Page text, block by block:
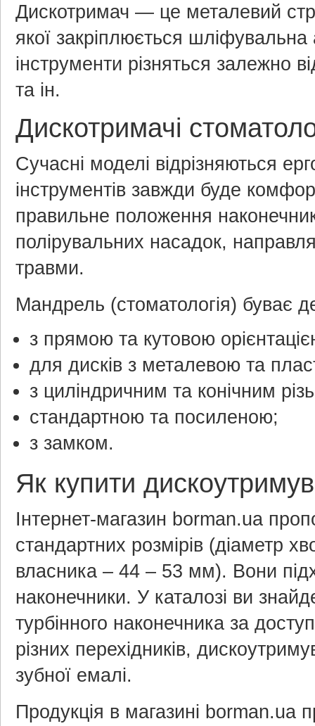
Дискотримач — це металевий
якої закріплюється
інструменти різняться залежно
та ін.
Дискотримачі
Сучасні моделі відрізняються
інструментів завжди буде
правильне положення
полірувальних насадок,
травми.
Мандрель (стоматологія) буває
з прямою та кутовою
для дисків з металевою та
з циліндричним та конічним
стандартною та посиленою;
з замком.
Як купити
Інтернет-магазин borman.ua
стандартних розмірів (діаметр
власника – 44 – 53 мм). Вони
наконечники. У каталозі ви
турбінного наконечника за
різних перехідників,
зубної емалі.
Продукція в магазині borman.ua